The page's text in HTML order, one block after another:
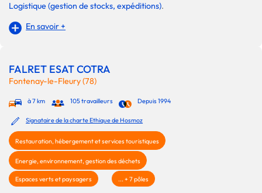
Logistique (gestion de stocks, expéditions).
En savoir +
FALRET ESAT COTRA
Fontenay-le-Fleury (78)
à 7 km 105 travailleurs Depuis 1994
Signataire de la charte Ethique de Hosmoz
Restauration, hébergement et services touristiques
Energie, environnement, gestion des déchets
Espaces verts et paysagers ... + 7 pôles